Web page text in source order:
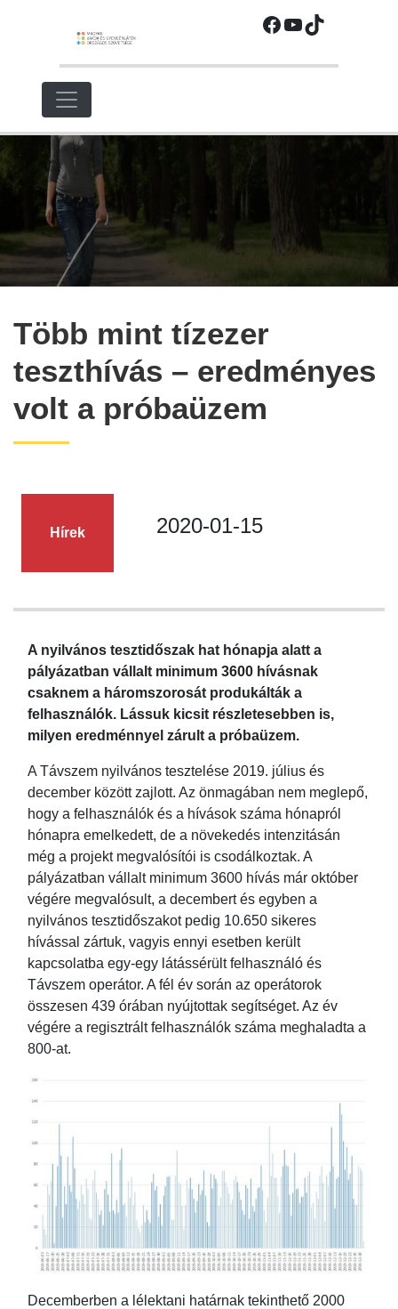
Facebook
YouTube
TikTok
Több mint tízezer
teszthívás – eredményes
volt a próbaüzem
Hírek 2020-01-15
A nyilvános tesztidőszak hat hónapja alatt a
pályázatban vállalt minimum 3600 hívásnak
csaknem a háromszorosát produkálták a
felhasználók. Lássuk kicsit részletesebben is,
milyen eredménnyel zárult a próbaüzem.
A Távszem nyilvános tesztelése 2019. július és
december között zajlott. Az önmagában nem meglepő,
hogy a felhasználók és a hívások száma hónapról
hónapra emelkedett, de a növekedés intenzitásán
még a projekt megvalósítói is csodálkoztak. A
pályázatban vállalt minimum 3600 hívás már október
végére megvalósult, a decembert és egyben a
nyilvános tesztidőszakot pedig 10.650 sikeres
hívással zártuk, vagyis ennyi esetben került
kapcsolatba egy-egy látássérült felhasználó és
Távszem operátor. A fél év során az operátorok
összesen 439 órában nyújtottak segítséget. Az év
végére a regisztrált felhasználók száma meghaladta a
800-at.
Decemberben a lélektani határnak tekinthető 2000